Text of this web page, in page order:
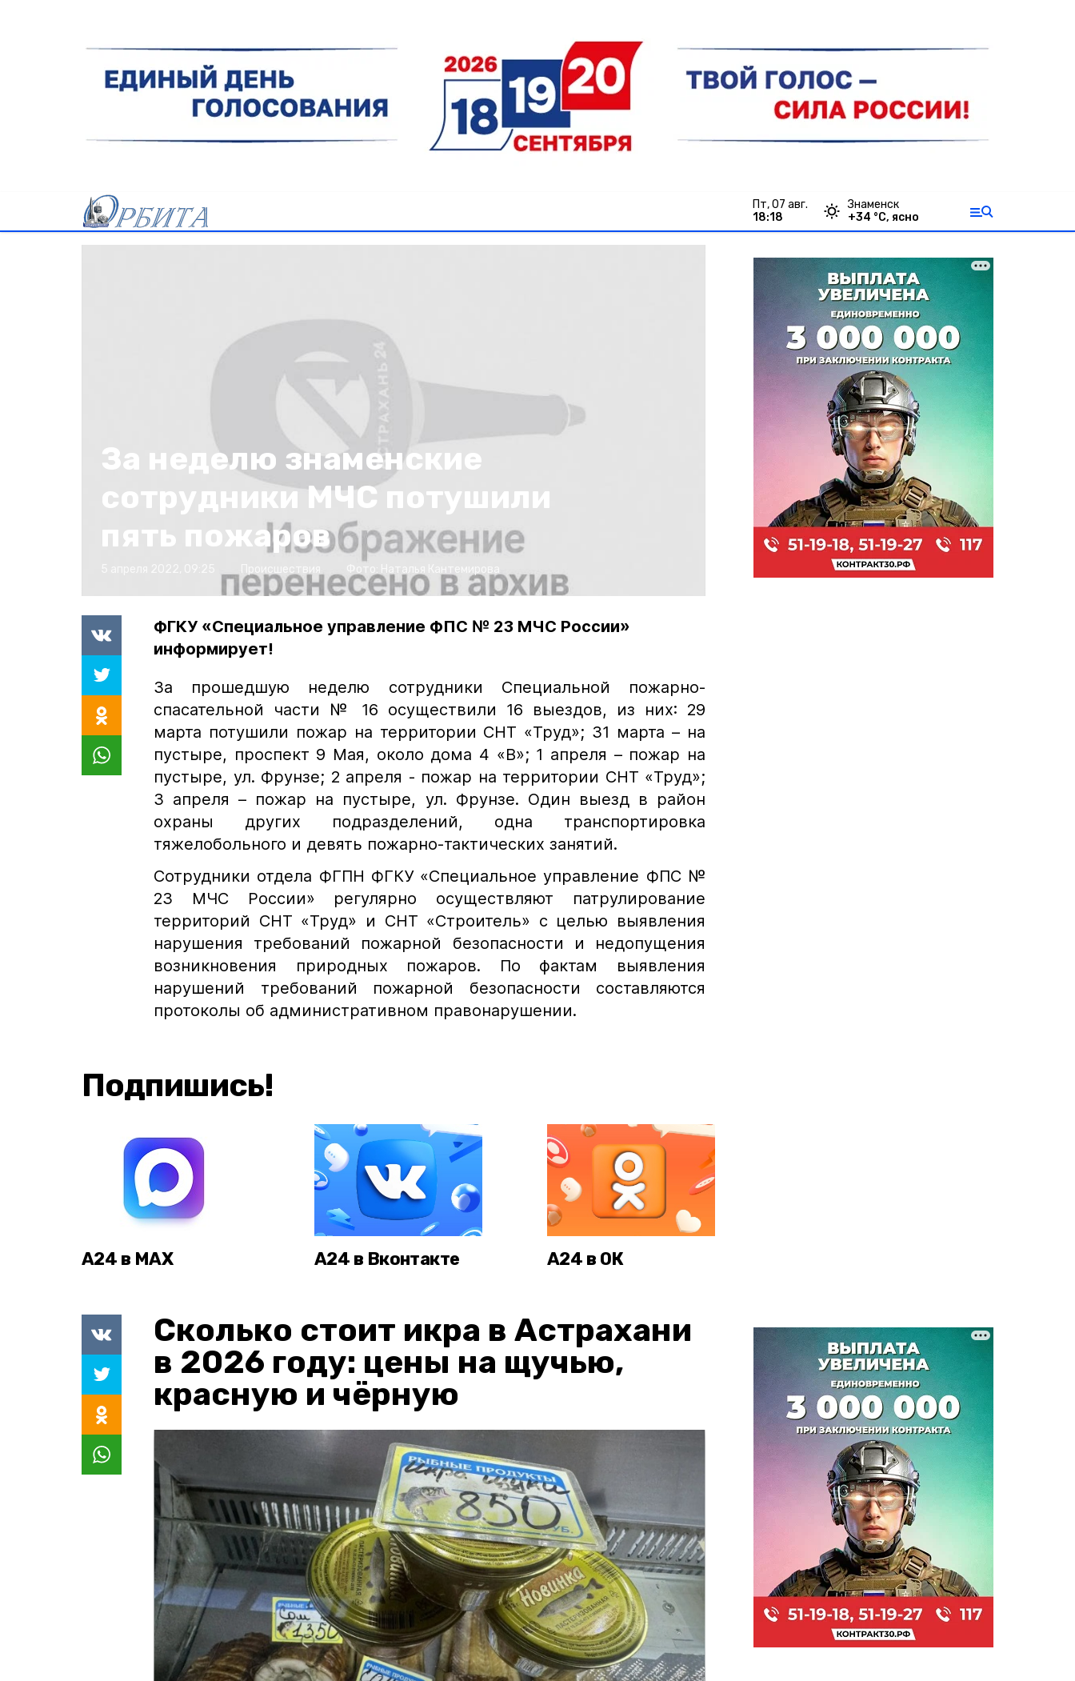
пт, 07 авг.
18:18
Знаменск
+34 °С, ясно
За неделю знаменские
сотрудники МЧС потушили
пять пожаров
Происшествия Фото: Наталья Кантемирова
ФГКУ «Специальное управление ФПС № 23 МЧС России»
информирует!
За прошедшую неделю сотрудники Специальной пожарно-
спасательной части № 16 осуществили 16 выездов, из них: 29
марта потушили пожар на территории СНТ «Труд»; 31 марта – на
пустыре, проспект 9 Мая, около дома 4 «В»; 1 апреля – пожар на
пустыре, ул. Фрунзе; 2 апреля - пожар на территории СНТ «Труд»;
3 апреля – пожар на пустыре, ул. Фрунзе. Один выезд в район
охраны других подразделений, одна транспортировка
тяжелобольного и девять пожарно-тактических занятий.
Сотрудники отдела ФГПН ФГКУ «Специальное управление ФПС №
23 МЧС России» регулярно осуществляют патрулирование
территорий СНТ «Труд» и СНТ «Строитель» с целью выявления
нарушения требований пожарной безопасности и недопущения
возникновения природных пожаров. По фактам выявления
нарушений требований пожарной безопасности составляются
протоколы об административном правонарушении.
Подпишись!
А24 в MAX А24 в Вконтакте А24 в ОК
Сколько стоит икра в Астрахани
в 2026 году: цены на щучью,
красную и чёрную